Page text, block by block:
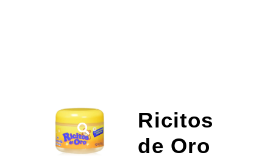
Ricitos
de Oro